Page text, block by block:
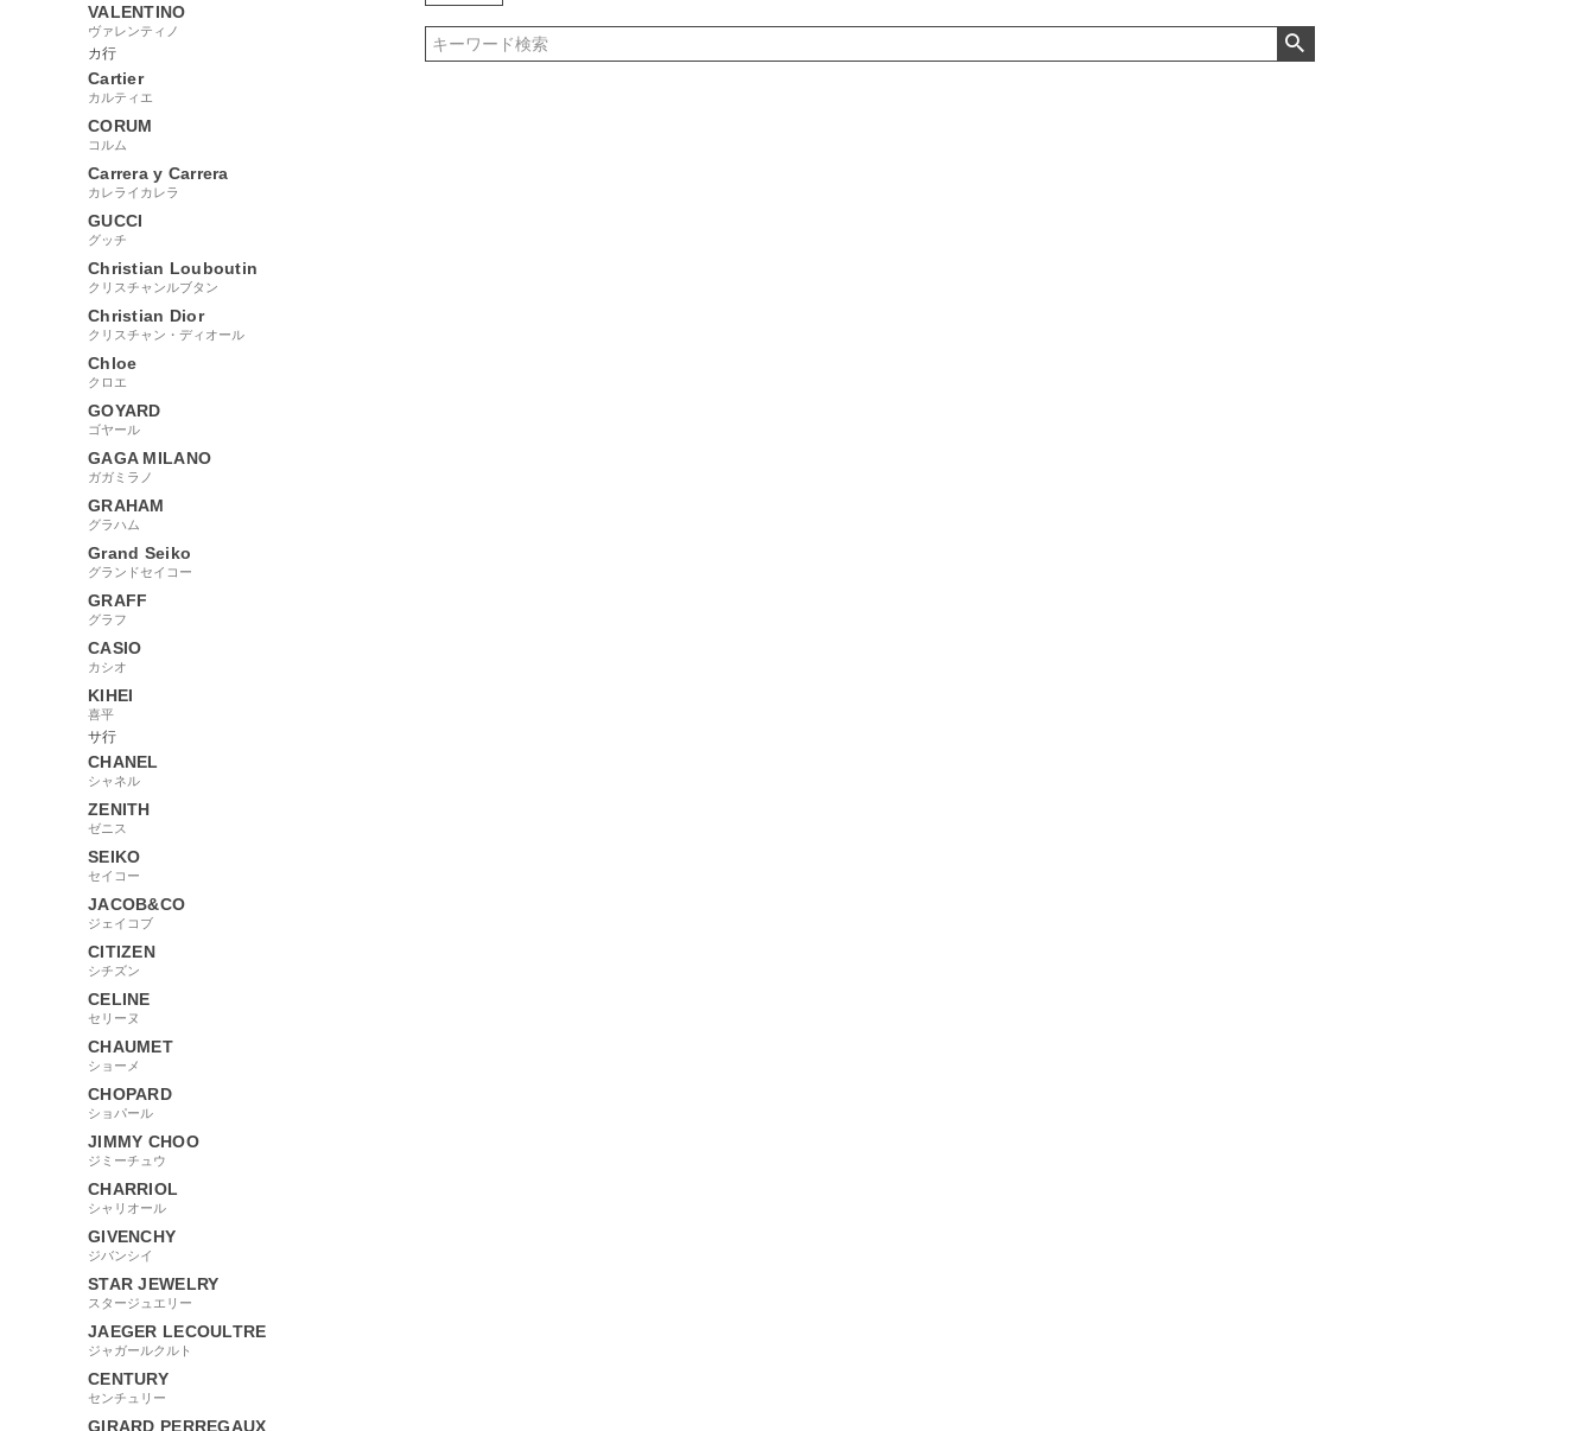
VALENTINO
ヴァレンティノ
カ行
Cartier
カルティエ
CORUM
コルム
Carrera y Carrera
カレライカレラ
GUCCI
グッチ
Christian Louboutin
クリスチャンルブタン
Christian Dior
クリスチャン・ディオール
Chloe
クロエ
GOYARD
ゴヤール
GAGA MILANO
ガガミラノ
GRAHAM
グラハム
Grand Seiko
グランドセイコー
GRAFF
グラフ
CASIO
カシオ
KIHEI
喜平
サ行
CHANEL
シャネル
ZENITH
ゼニス
SEIKO
セイコー
JACOB&CO
ジェイコブ
CITIZEN
シチズン
CELINE
セリーヌ
CHAUMET
ショーメ
CHOPARD
ショパール
JIMMY CHOO
ジミーチュウ
CHARRIOL
シャリオール
GIVENCHY
ジバンシイ
STAR JEWELRY
スタージュエリー
JAEGER LECOULTRE
ジャガールクルト
CENTURY
センチュリー
GIRARD PERREGAUX